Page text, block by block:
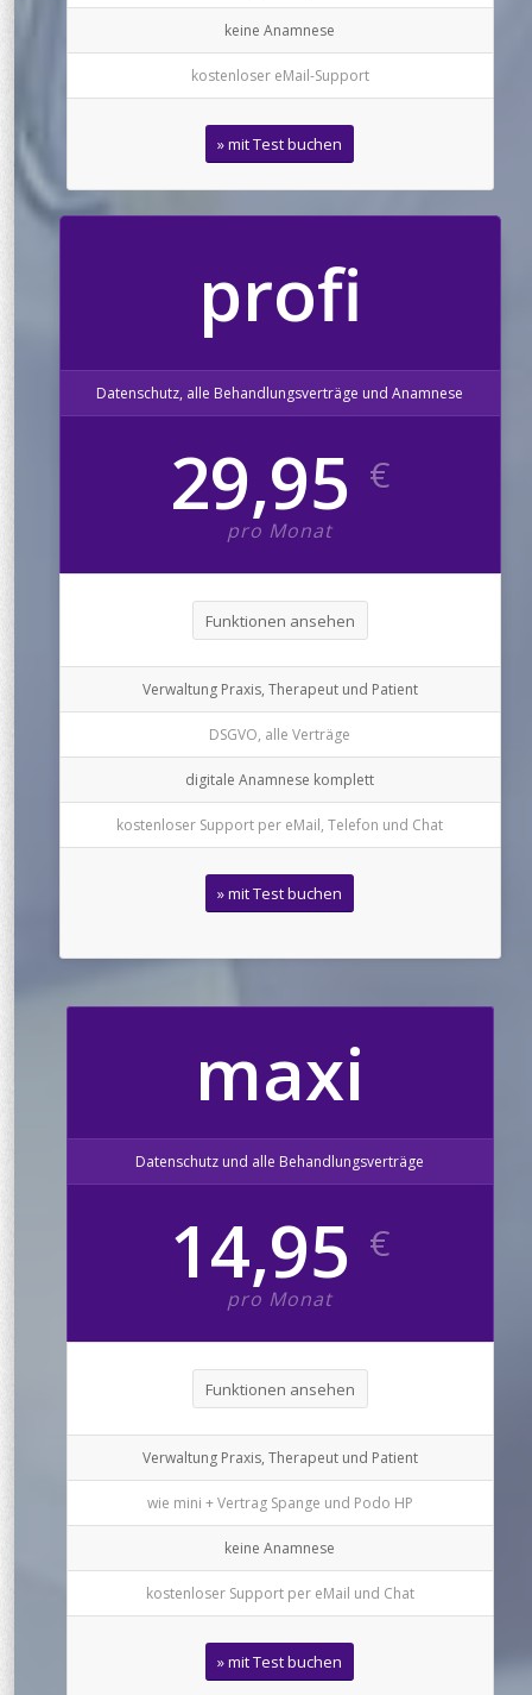
keine Anamnese
kostenloser eMail-Support
» mit Test buchen
profi
Datenschutz, alle Behandlungsverträge und Anamnese
29,95 €
pro Monat
Funktionen ansehen
Verwaltung Praxis, Therapeut und Patient
DSGVO, alle Verträge
digitale Anamnese komplett
kostenloser Support per eMail, Telefon und Chat
» mit Test buchen
maxi
Datenschutz und alle Behandlungsverträge
14,95 €
pro Monat
Funktionen ansehen
Verwaltung Praxis, Therapeut und Patient
wie mini + Vertrag Spange und Podo HP
keine Anamnese
kostenloser Support per eMail und Chat
» mit Test buchen